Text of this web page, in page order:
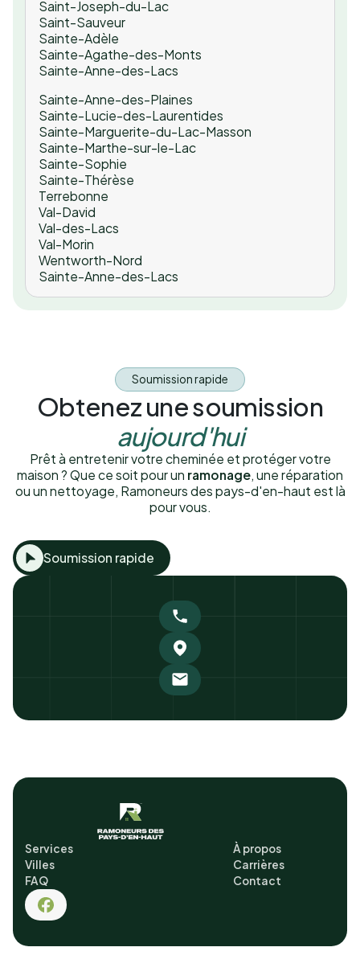
Saint-Joseph-du-Lac
Saint-Sauveur
Sainte-Adèle
Sainte-Agathe-des-Monts
Sainte-Anne-des-Lacs
Sainte-Anne-des-Plaines
Sainte-Lucie-des-Laurentides
Sainte-Marguerite-du-Lac-Masson
Sainte-Marthe-sur-le-Lac
Sainte-Sophie
Sainte-Thérèse
Terrebonne
Val-David
Val-des-Lacs
Val-Morin
Wentworth-Nord
Sainte-Anne-des-Lacs
Soumission rapide
Obtenez une soumission
aujourd'hui
Prêt à entretenir votre cheminée et protéger votre
maison ? Que ce soit pour un ramonage , une réparation
ou un nettoyage, Ramoneurs des pays-d'en-haut est là
pour vous.
Soumission rapide
Services
Villes
FAQ
À propos
Carrières
Contact